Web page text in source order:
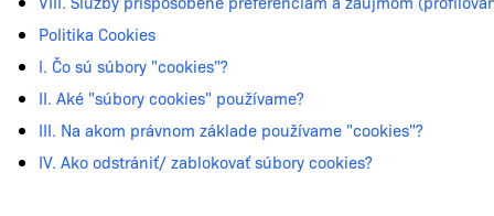
Politika Cookies
I. Čo sú súbory "cookies"?
II. Aké "súbory cookies" používame?
III. Na akom právnom základe používame "cookies"?
IV. Ako odstrániť/ zablokovať súbory cookies?